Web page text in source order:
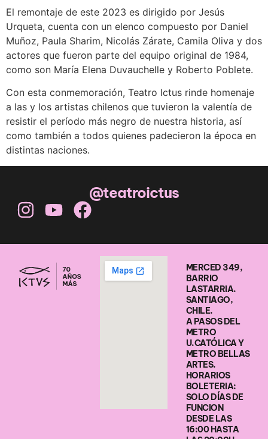
El remontaje de este 2023 es dirigido por Jesús
Urqueta, cuenta con un elenco compuesto por Daniel
Muñoz, Paula Sharim, Nicolás Zárate, Camila Oliva y dos
actores que fueron parte del equipo original de 1984,
como son María Elena Duvauchelle y Roberto Poblete.
Con esta conmemoración, Teatro Ictus rinde homenaje
a las y los artistas chilenos que tuvieron la valentía de
resistir el período más negro de nuestra historia, así
como también a todos quienes padecieron la época en
distintas naciones.
@teatroictus
MERCED 349,
BARRIO
LASTARRIA.
SANTIAGO,
CHILE.
A PASOS DEL
METRO
U.CATÓLICA Y
METRO BELLAS
ARTES.
HORARIOS
BOLETERIA:
SOLO DÍAS DE
FUNCION
DESDE LAS
16:00 HASTA